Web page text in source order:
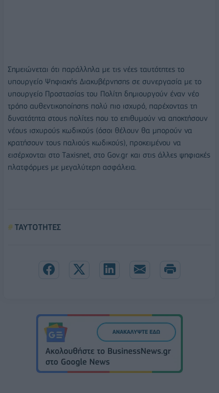
Σημειώνεται ότι παράλληλα με τις νέες ταυτότητες το
υπουργείο Ψηφιακής Διακυβέρνησης σε συνεργασία με το
υπουργείο Προστασίας του Πολίτη δημιουργούν έναν νέο
τρόπο αυθεντικοποίησης πολύ πιο ισχυρό, παρέχοντας τη
δυνατότητα στους πολίτες που το επιθυμούν να αποκτήσουν
νέους ισχυρούς κωδικούς (όσοι θέλουν θα μπορούν να
κρατήσουν τους παλιούς κωδικούς), προκειμένου να
εισέρχονται στο Τaxisnet, στο Gov.gr και στις άλλες ψηφιακές
πλατφόρμες με μεγαλύτερη ασφάλεια.
ΤΑΥΤΟΤΗΤΕΣ